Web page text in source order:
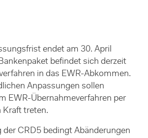
endet am 30. April
befindet sich derzeit
in das EWR-Abkommen.
Anpassungen sollen
EWR-Übernahmeverfahren per
Kraft treten.
der CRD5 bedingt Abänderungen